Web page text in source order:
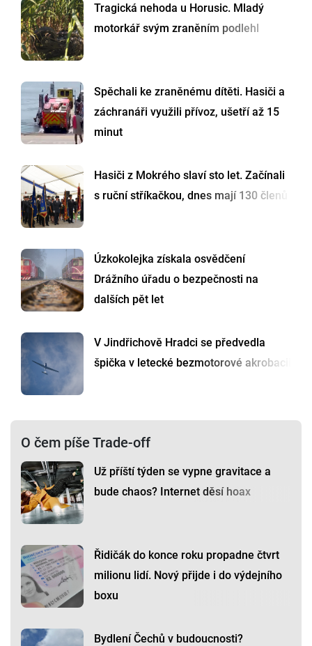
Tragická nehoda u Horusic. Mladý
motorkář svým zraněním podlehl
Spěchali ke zraněnému dítěti. Hasiči a
záchranáři využili přívoz, ušetří až 15
minut
Hasiči z Mokrého slaví sto let. Začínali
s ruční stříkačkou, dnes mají 130 členů
Úzkokolejka získala osvědčení
Drážního úřadu o bezpečnosti na
dalších pět let
V Jindřichově Hradci se předvedla
špička v letecké bezmotorové akrobacii
O čem píše Trade-off
Už příští týden se vypne gravitace a
bude chaos? Internet děsí hoax
Řidičák do konce roku propadne čtvrt
milionu lidí. Nový přijde i do výdejního
boxu
Bydlení Čechů v budoucnosti?